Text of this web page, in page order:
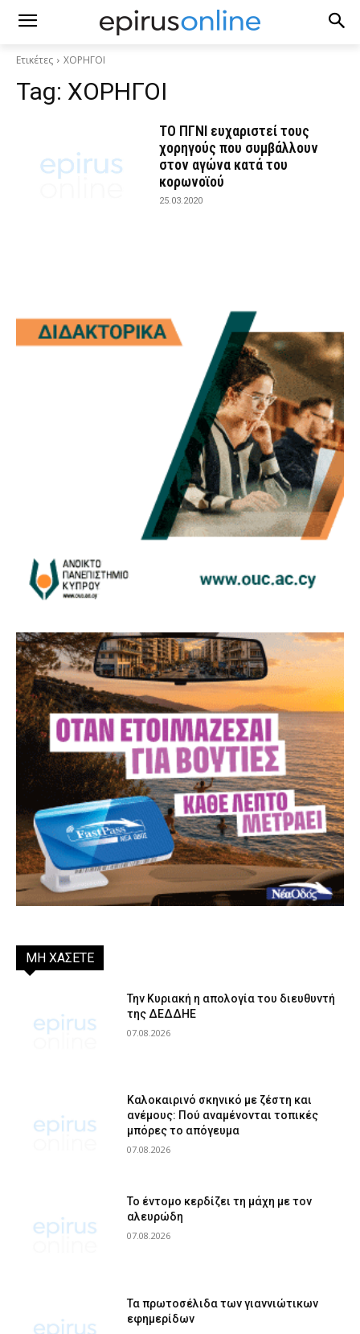
Ετικέτες ΧΟΡΗΓΟΙ
Tag: ΧΟΡΗΓΟΙ
ΤΟ ΠΓΝΙ ευχαριστεί τους
χορηγούς που συμβάλλουν
στον αγώνα κατά του
κορωνοϊού
25.03.2020
ΜΗ ΧΑΣΕΤΕ
Την Κυριακή η απολογία του διευθυντή
της ΔΕΔΔΗΕ
07.08.2026
Καλοκαιρινό σκηνικό με ζέστη και
ανέμους: Πού αναμένονται τοπικές
μπόρες το απόγευμα
07.08.2026
Το έντομο κερδίζει τη μάχη με τον
αλευρώδη
07.08.2026
Τα πρωτοσέλιδα των γιαννιώτικων
εφημερίδων